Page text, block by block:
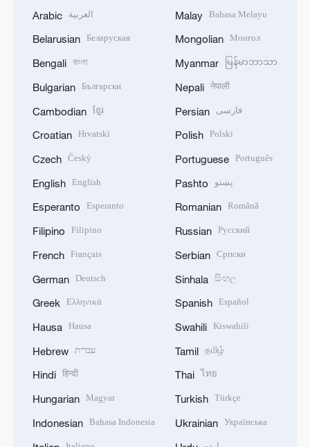
Arabic العربية
Belarusian Беларуская
Bengali বাংলা
Bulgarian Български
Cambodian ខ្មែរ
Croatian Hrvatski
Czech Český
English English
Esperanto Esperanto
Filipino Filipino
French Français
German Deutsch
Greek Ελληνικά
Hausa Hausa
Hebrew עברית
Hindi हिन्दी
Hungarian Magyar
Indonesian Bahasa Indonesia
Malay Bahasa Melayu
Mongolian Монгол
Myanmar မြန်မာဘာသာ
Nepali नेपाली
Persian فارسی
Polish Polski
Portuguese Português
Pashto پښتو
Romanian Română
Russian Русский
Serbian Српски
Sinhala සිංහල
Spanish Español
Swahili Kiswahili
Tamil தமிழ்
Thai ไทย
Turkish Türkçe
Ukrainian Українська